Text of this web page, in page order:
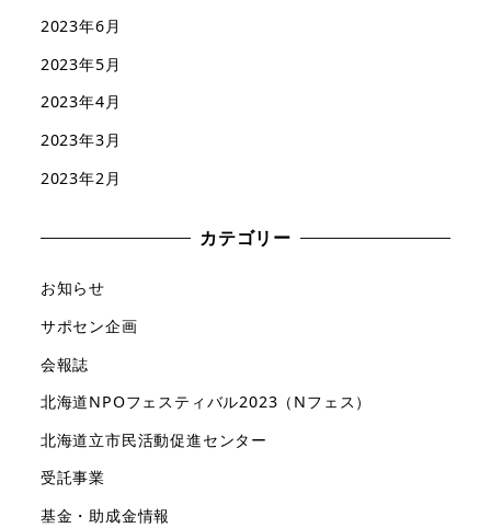
2023年6月
2023年5月
2023年4月
2023年3月
2023年2月
カテゴリー
お知らせ
サポセン企画
会報誌
北海道NPOフェスティバル2023（Nフェス）
北海道立市民活動促進センター
受託事業
基金・助成金情報